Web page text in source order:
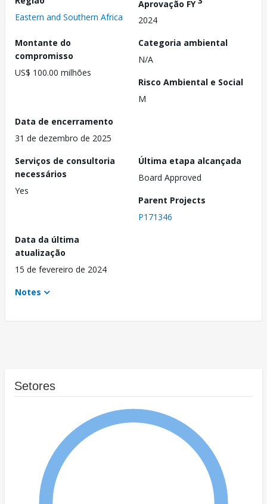
Eastern and Southern Africa
Aprovação FY
2024
Montante do
compromisso
US$ 100.00 milhões
Categoria ambiental
N/A
Risco Ambiental e Social
M
Data de encerramento
31 de dezembro de 2025
Serviços de consultoria
necessários
Yes
Última etapa alcançada
Board Approved
Parent Projects
P171346
Data da última
atualização
15 de fevereiro de 2024
Notes
Setores